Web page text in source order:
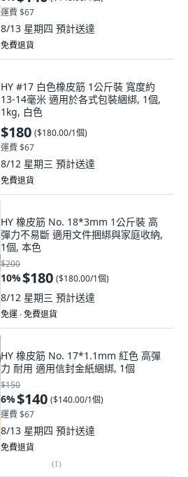
運費 $67
8/13 星期四 預計送達
免費退貨
HY #17 白色橡皮筋 1公斤裝 寬度約
13-14毫米 適用於各式包裝綑綁, 1個,
1kg, 白色
$180 ($180.00/1個)
運費 $67
8/12 星期三 預計送達
免費退貨
HY 橡皮筋 No. 18*3mm 1公斤裝 高
彈力不易斷 適用文件捆綁與家庭收納,
1個, 本色
$200
10%$180 ($180.00/1個)
8/12 星期三 預計送達
免運 ∙ 免費退貨
HY 橡皮筋 No. 17*1.1mm 紅色 高彈
力 耐用 適用信封金紙綑綁, 1個
$150
6%$140 ($140.00/1個)
運費 $67
8/13 星期四 預計送達
免費退貨
(1)